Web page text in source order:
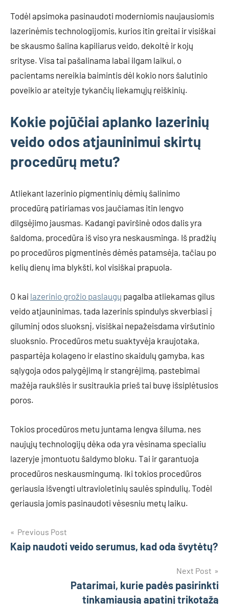
Todėl apsimoka pasinaudoti moderniomis naujausiomis
lazerinėmis technologijomis, kurios itin greitai ir visiškai
be skausmo šalina kapiliarus veido, dekoltė ir kojų
srityse. Visa tai pašalinama labai ilgam laikui, o
pacientams nereikia baimintis dėl kokio nors šalutinio
poveikio ar ateityje tykančių liekamųjų reiškinių.
Kokie pojūčiai aplanko lazerinių
veido odos atjauninimui skirtų
procedūrų metu?
Atliekant lazerinio pigmentinių dėmių šalinimo
procedūrą patiriamas vos jaučiamas itin lengvo
dilgsėjimo jausmas. Kadangi paviršinė odos dalis yra
šaldoma, procedūra iš viso yra neskausminga. Iš pradžių
po procedūros pigmentinės dėmės patamsėja, tačiau po
kelių dienų ima blykšti, kol visiškai prapuola.
O kai lazerinio grožio paslaugų pagalba atliekamas gilus
veido atjauninimas, tada lazerinis spindulys skverbiasi į
giluminį odos sluoksnį, visiškai nepažeisdama viršutinio
sluoksnio. Procedūros metu suaktyvėja kraujotaka,
paspartėja kolageno ir elastino skaidulų gamyba, kas
sąlygoja odos palygėjimą ir stangrėjimą, pastebimai
mažėja raukšlės ir susitraukia prieš tai buvę išsiplėtusios
poros.
Tokios procedūros metu juntama lengva šiluma, nes
naujųjų technologijų dėka oda yra vėsinama specialiu
lazeryje įmontuotu šaldymo bloku. Tai ir garantuoja
procedūros neskausmingumą. Iki tokios procedūros
geriausia išvengti ultravioletinių saulės spindulių, Todėl
geriausia jomis pasinaudoti vėsesniu metų laiku.
Navigacija
tarp
Previous Post
Kaip naudoti veido serumus, kad oda švytėtų?
Next Post
Patarimai, kurie padės pasirinkti
tinkamiausią apatinį trikotažą